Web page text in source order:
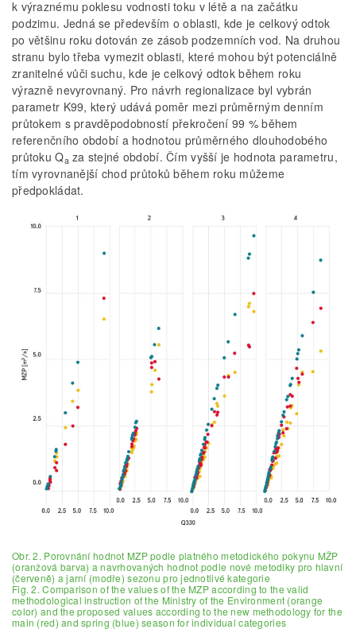
k výraznému poklesu vodnosti toku v létě a na začátku
podzimu. Jedná se především o oblasti, kde je celkový odtok
po většinu roku dotován ze zásob podzemních vod. Na druhou
stranu bylo třeba vymezit oblasti, které mohou být potenciálně
zranitelné vůči suchu, kde je celkový odtok během roku
výrazně nevyrovnaný. Pro návrh regionalizace byl vybrán
parametr K99, který udává poměr mezi průměrným denním
průtokem s pravděpodobností překročení 99 % během
referenčního období a hodnotou průměrného dlouhodobého
průtoku Qa za stejné období. Čím vyšší je hodnota parametru,
tím vyrovnanější chod průtoků během roku můžeme
předpokládat.
Obr. 2. Porovnání hodnot MZP podle platného metodického pokynu MŽP
(oranžová barva) a navrhovaných hodnot podle nové metodiky pro hlavní
(červeně) a jarní (modře) sezonu pro jednotlivé kategorie
Fig. 2. Comparison of the values of the MZP according to the valid
methodological instruction of the Ministry of the Environment (orange
color) and the proposed values according to the new methodology for the
main (red) and spring (blue) season for individual categories